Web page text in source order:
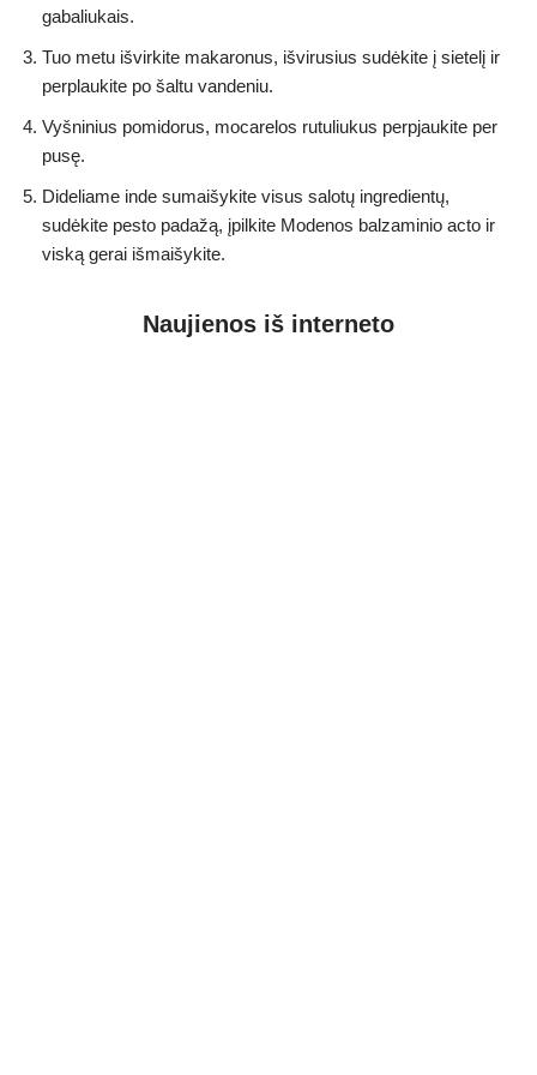
gabaliukais.
Tuo metu išvirkite makaronus, išvirusius sudėkite į sietelį ir
perplaukite po šaltu vandeniu.
Vyšninius pomidorus, mocarelos rutuliukus perpjaukite per
pusę.
Dideliame inde sumaišykite visus salotų ingredientų,
sudėkite pesto padažą, įpilkite Modenos balzaminio acto ir
viską gerai išmaišykite.
Naujienos iš interneto